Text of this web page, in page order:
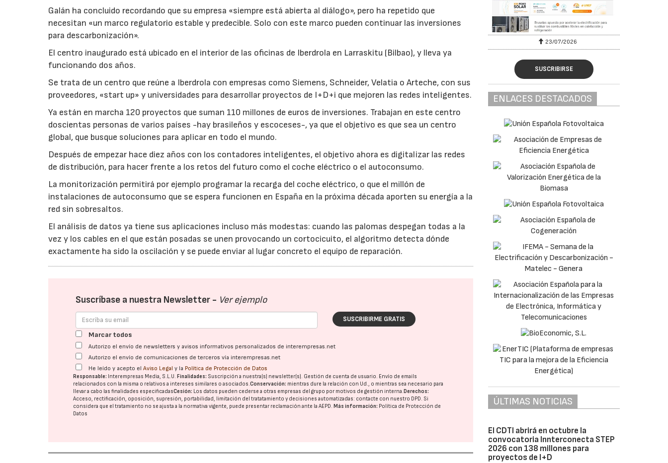
Galán ha concluido recordando que su empresa «siempre está abierta al diálogo», pero ha repetido que
necesitan «un marco regulatorio estable y predecible. Solo con este marco pueden continuar las inversiones
para descarbonización».
El centro inaugurado está ubicado en el interior de las oficinas de Iberdrola en Larraskitu (Bilbao), y lleva ya
funcionando dos años.
Se trata de un centro que reúne a Iberdrola con empresas como Siemens, Schneider, Velatia o Arteche, con sus
proveedores, «start up» y universidades para desarrollar proyectos de I+D+i que mejoren las redes inteligentes.
Ya están en marcha 120 proyectos que suman 110 millones de euros de inversiones. Trabajan en este centro
doscientas personas de varios países -hay brasileños y escoceses-, ya que el objetivo es que sea un centro
global, que busque soluciones para aplicar en todo el mundo.
Después de empezar hace diez años con los contadores inteligentes, el objetivo ahora es digitalizar las redes
de distribución, para hacer frente a los retos del futuro como el coche eléctrico o el autoconsumo.
La monitorización permitirá por ejemplo programar la recarga del coche eléctrico, o que el millón de
instalaciones de autoconsumo que se espera funcionen en España en la próxima década aporten su energía a la
red sin sobresaltos.
El análisis de datos ya tiene sus aplicaciones incluso más modestas: cuando las palomas despegan todas a la
vez y los cables en el que están posadas se unen provocando un cortocicuito, el algoritmo detecta dónde
exactamente ha sido la oscilación y se puede enviar al lugar concreto el equipo de reparación.
Suscríbase a nuestra Newsletter - Ver ejemplo
SUSCRIBIRME GRATIS
Marcar todos
Autorizo el envío de newsletters y avisos informativos personalizados de interempresas.net
Autorizo el envío de comunicaciones de terceros vía interempresas.net
He leído y acepto elAviso Legal y la Política de Protección de Datos
Responsable: Interempresas Media, S.L.U.Finalidades: Suscripción a nuestra(s) newsletter(s). Gestión de cuenta de usuario. Envío de emails
relacionados con la misma o relativos a intereses similares o asociados.Conservación: mientras dure la relación con Ud., o mientras sea necesario para
llevar a cabo las finalidades especificadasCesión: Los datos pueden cederse a otras empresas del grupo por motivos de gestión interna.Derechos:
Acceso, rectificación, oposición, supresión, portabilidad, limitación del tratatamiento y decisiones automatizadas: contacte con nuestro DPD. Si
considera que el tratamiento no se ajusta a la normativa vigente, puede presentar reclamación ante laAEPD.Más información: Política de Protección de
Datos
23/07/2026
SUSCRIBIRSE
ENLACES DESTACADOS
ÚLTIMAS NOTICIAS
El CDTI abrirá en octubre la
convocatoria Innterconecta STEP
2026 con 138 millones para
proyectos de I+D